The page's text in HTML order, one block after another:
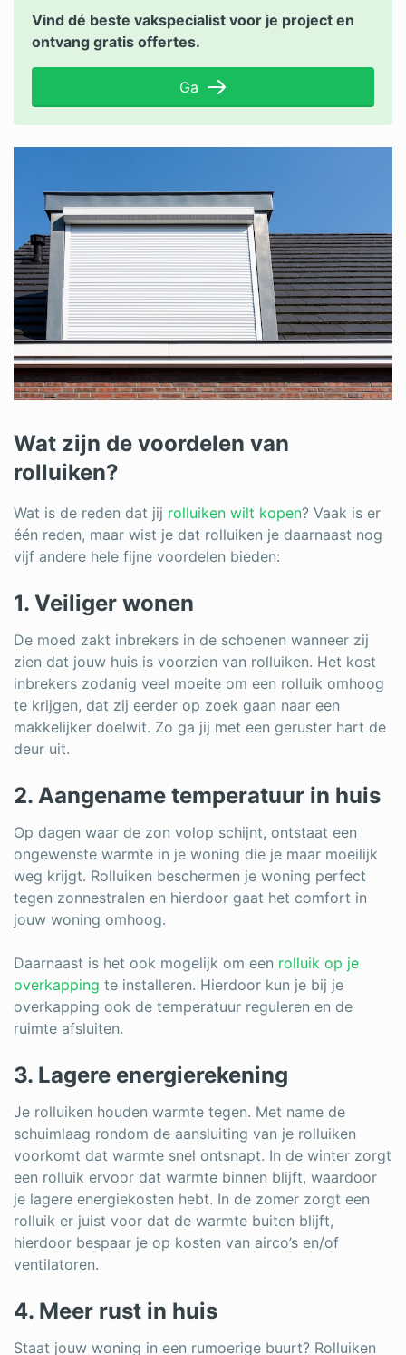
Vind dé beste vakspecialist voor je project en
ontvang gratis offertes.
Ga
Wat zijn de voordelen van
rolluiken?
Wat is de reden dat jij rolluiken wilt kopen? Vaak is er
één reden, maar wist je dat rolluiken je daarnaast nog
vijf andere hele fijne voordelen bieden:
1. Veiliger wonen
De moed zakt inbrekers in de schoenen wanneer zij
zien dat jouw huis is voorzien van rolluiken. Het kost
inbrekers zodanig veel moeite om een rolluik omhoog
te krijgen, dat zij eerder op zoek gaan naar een
makkelijker doelwit. Zo ga jij met een geruster hart de
deur uit.
2. Aangename temperatuur in huis
Op dagen waar de zon volop schijnt, ontstaat een
ongewenste warmte in je woning die je maar moeilijk
weg krijgt. Rolluiken beschermen je woning perfect
tegen zonnestralen en hierdoor gaat het comfort in
jouw woning omhoog.
Daarnaast is het ook mogelijk om een rolluik op je
overkapping te installeren. Hierdoor kun je bij je
overkapping ook de temperatuur reguleren en de
ruimte afsluiten.
3. Lagere energierekening
Je rolluiken houden warmte tegen. Met name de
schuimlaag rondom de aansluiting van je rolluiken
voorkomt dat warmte snel ontsnapt. In de winter zorgt
een rolluik ervoor dat warmte binnen blijft, waardoor
je lagere energiekosten hebt. In de zomer zorgt een
rolluik er juist voor dat de warmte buiten blijft,
hierdoor bespaar je op kosten van airco’s en/of
ventilatoren.
4. Meer rust in huis
Staat jouw woning in een rumoerige buurt? Rolluiken